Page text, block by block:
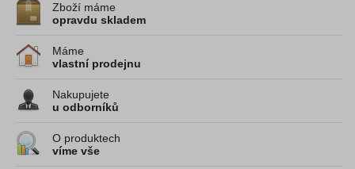
Zboží máme
opravdu skladem
Máme
vlastní prodejnu
Nakupujete
u odborníků
O produktech
víme vše